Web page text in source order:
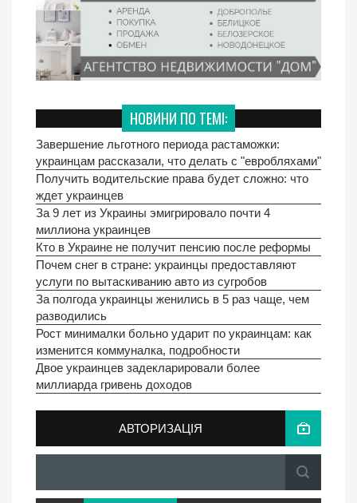
НОВИНИ ПО ТЕМІ:
Завершение льготного периода растаможки:
украинцам рассказали, что делать с "евробляхами"
Получить водительские права будет сложно: что
ждет украинцев
За 9 лет из Украины эмигрировало почти 4
миллиона украинцев
Кто в Украине не получит пенсию после реформы
Почем снег в стране: украинцы предоставляют
услуги по вытаскиванию авто из сугробов
За полгода украинцы женились в 5 раз чаще, чем
разводились
Рост минималки больно ударит по украинцам: как
изменится коммуналка, подробности
Двое украинцев задекларировали более
миллиарда гривень доходов
АВТОРИЗАЦІЯ